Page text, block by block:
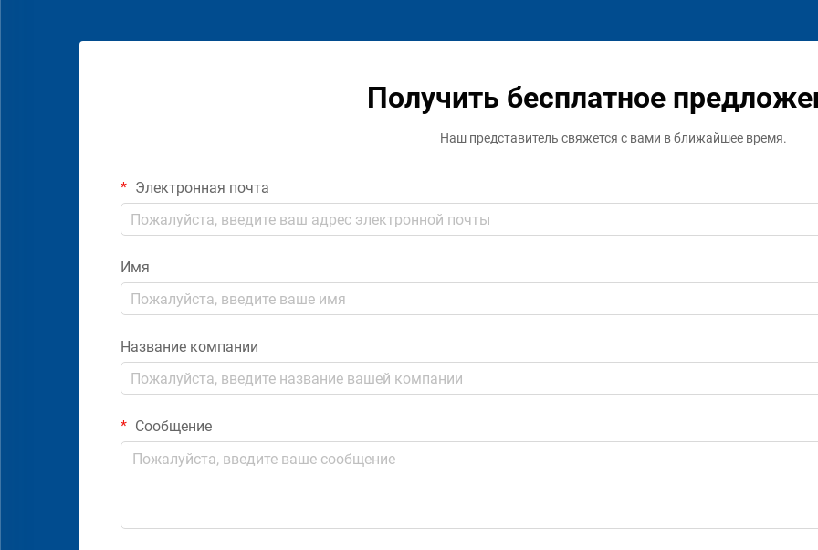
Получить бесплатное
Наш представитель свяжется с вами в ближайшее время.
Электронная почта
Имя
Название компании
Сообщение